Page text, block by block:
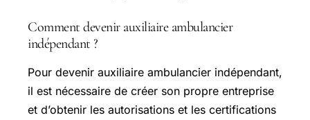
Comment devenir auxiliaire ambulancier
indépendant ?
Pour devenir auxiliaire ambulancier indépendant,
il est nécessaire de créer son propre entreprise
et d’obtenir les autorisations et les certifications